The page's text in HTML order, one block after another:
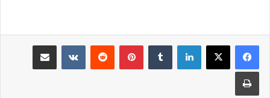
لینکدین ‫تامبلر پینترست‫رددیت ‫VKontakteاشتراک گذاری از طریق ایمیل
چاپ